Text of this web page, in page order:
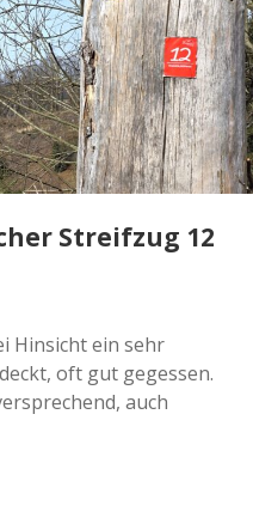
und Bergen
Kreta
Streifzug 12
Hinsicht ein sehr
oft gut gegessen.
auch